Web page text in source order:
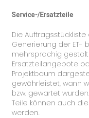
Service-/Ersatzteile
Die
Generierung der ET-
mehrsprachig
Ersatzteilangebote
Projektbaum
gewährleistet, wann
bzw. gewartet
Teile können auch
werden.